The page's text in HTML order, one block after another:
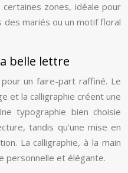
zones, idéale pour
des mariés ou un motif floral
belle lettre
un faire-part raffiné. Le
et la calligraphie créent une
typographie bien choisie
tandis qu’une mise en
La calligraphie, à la main
personnelle et élégante.